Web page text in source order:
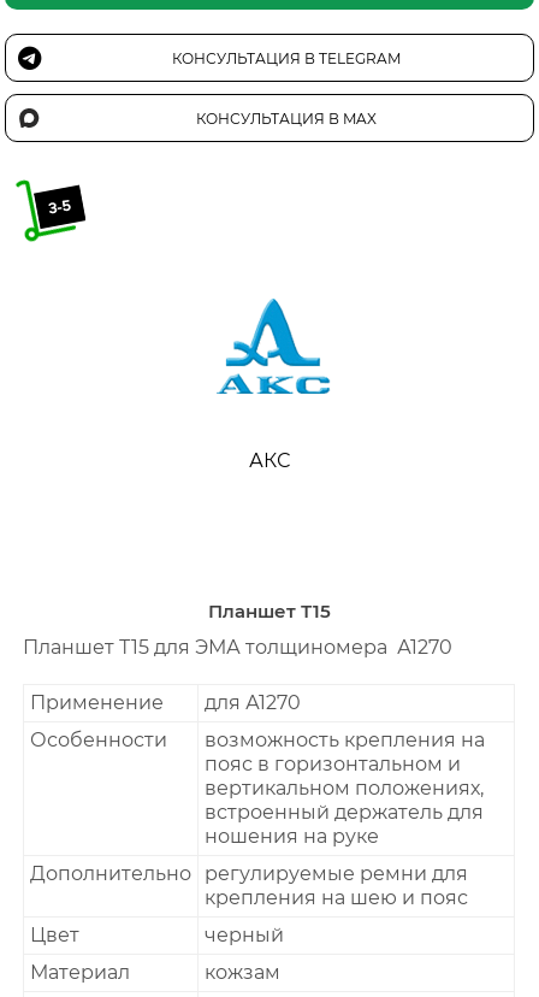
КОНСУЛЬТАЦИЯ В TELEGRAM
КОНСУЛЬТАЦИЯ В MAX
АКС
Планшет Т15
Планшет Т15 для ЭМА толщиномера А1270
Применение
для А1270
Особенности
возможность крепления на
пояс в горизонтальном и
вертикальном положениях,
встроенный держатель для
ношения на руке
Дополнительно
регулируемые ремни для
крепления на шею и пояс
Цвет
черный
Материал
кожзам